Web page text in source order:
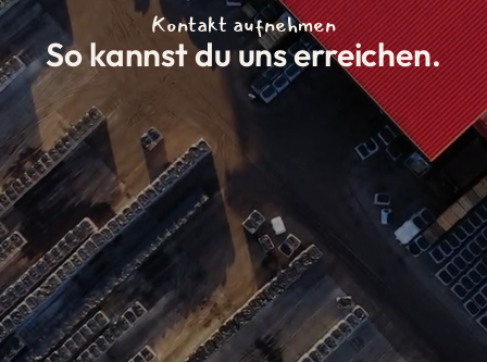
Kontakt aufnehmen
So kannst du uns erreichen.